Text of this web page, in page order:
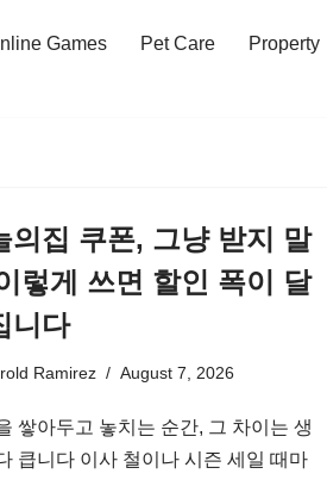
Games Pet Care
Property
의집 쿠폰, 그냥 받지 말
렇게 쓰면 할인 폭이 달
니다
Ramirez August 7, 2026
쌓아두고 놓치는 순간, 그 차이는 생
큽니다 이사 철이나 시즌 세일 때마